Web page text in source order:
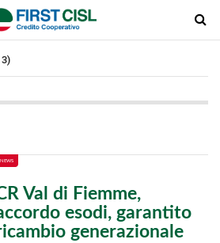
NEWS
Val di Fiemme,
esodi, garantito
generazionale